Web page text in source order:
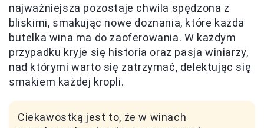
najważniejsza pozostaje chwila spędzona z
bliskimi, smakując nowe doznania, które każda
butelka wina ma do zaoferowania. W każdym
przypadku kryje się historia oraz pasja winiarzy,
nad którymi warto się zatrzymać, delektując się
smakiem każdej kropli.
Ciekawostką jest to, że w winach